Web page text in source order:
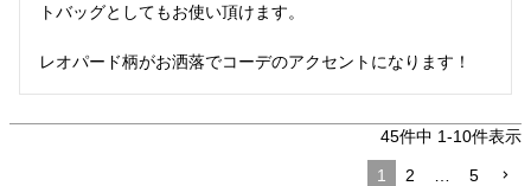
トバッグとしてもお使い頂けます。
レオパード柄がお洒落でコーデのアクセントになります！
45件中 1-10件表示
1 2 5